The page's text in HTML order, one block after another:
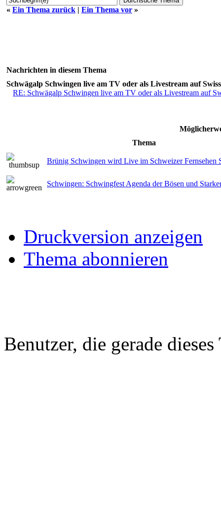
« Ein Thema zurück | Ein Thema vor »
Nachrichten in diesem Thema
Schwägalp Schwingen live am TV oder als Livestream auf
RE: Schwägalp Schwingen live am TV oder als Livestream auf
Thema
Brünig Schwingen wird Live im Schweizer Fernsehen
Schwingen: Schwingfest Agenda der Bösen und
Druckversion anzeigen
Thema abonnieren
Benutzer, die gerade